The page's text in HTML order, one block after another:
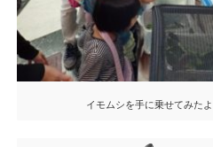
イモムシを手に乗せてみたよ